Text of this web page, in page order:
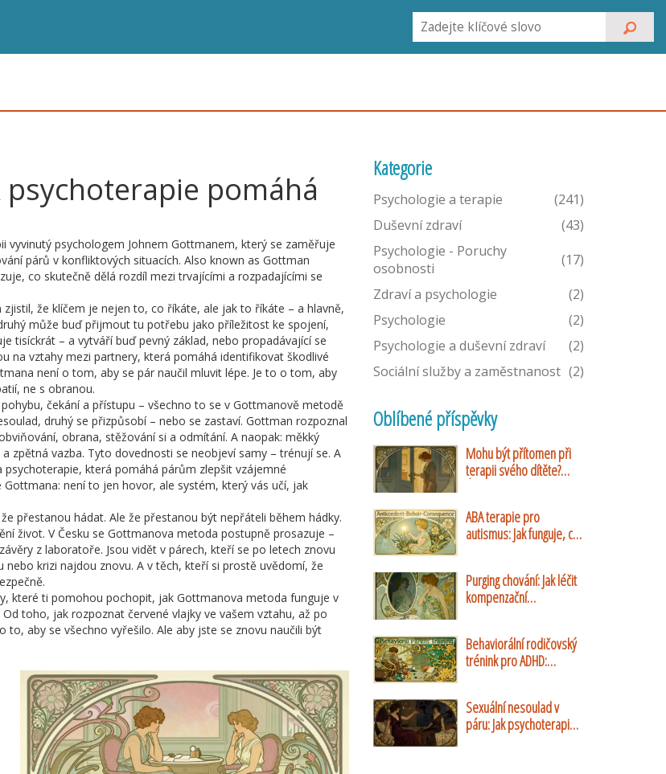
pomáhá
vyvinutý psychologem Johnem Gottmanem, který se zaměřuje
párů v konfliktových situacích. Also known as Gottman
co skutečně dělá rozdíl mezi trvajícími a rozpadajícími se
že klíčem je nejen to, co říkáte, ale jak to říkáte – a hlavně,
může buď přijmout tu potřebu jako příležitost ke spojení,
tisíckrát – a vytváří buď pevný základ, nebo propadávající se
na vztahy mezi partnery, která pomáhá identifikovat škodlivé
není o tom, aby se pár naučil mluvit lépe. Je to o tom, aby
ne s obranou.
čekání a přístupu – všechno to se v Gottmanově metodě
druhý se přizpůsobí – nebo se zastaví. Gottman rozpoznal
obrana, stěžování si a odmítání. A naopak: měkký
zpětná vazba. Tyto dovednosti se neobjeví samy – trénují se. A
psychoterapie, která pomáhá párům zlepšit vzájemné
není to jen hovor, ale systém, který vás učí, jak
přestanou hádat. Ale že přestanou být nepřáteli během hádky.
život. V Česku se Gottmanova metoda postupně prosazuje –
z laboratoře. Jsou vidět v párech, kteří se po letech znovu
krizi najdou znovu. A v těch, kteří si prostě uvědomí, že
které ti pomohou pochopit, jak Gottmanova metoda funguje v
toho, jak rozpoznat červené vlajky ve vašem vztahu, až po
aby se všechno vyřešilo. Ale aby jste se znovu naučili být
Kategorie
Psychologie a terapie
(241)
Duševní zdraví
(43)
Psychologie - Poruchy
osobnosti
(17)
Zdraví a psychologie
(2)
Psychologie
(2)
Psychologie a duševní zdraví
(2)
Sociální služby a zaměstnanost (2)
Oblíbené příspěvky
Mohu být přítomen při
terapii svého dítěte?
psychoterapii
ABA terapie pro
autismus: Jak funguje, co
Purging chování: Jak léčit
kompenzační
Behaviorální rodičovský
trénink pro ADHD:
Sexuální nesoulad v
páru: Jak psychoterapie